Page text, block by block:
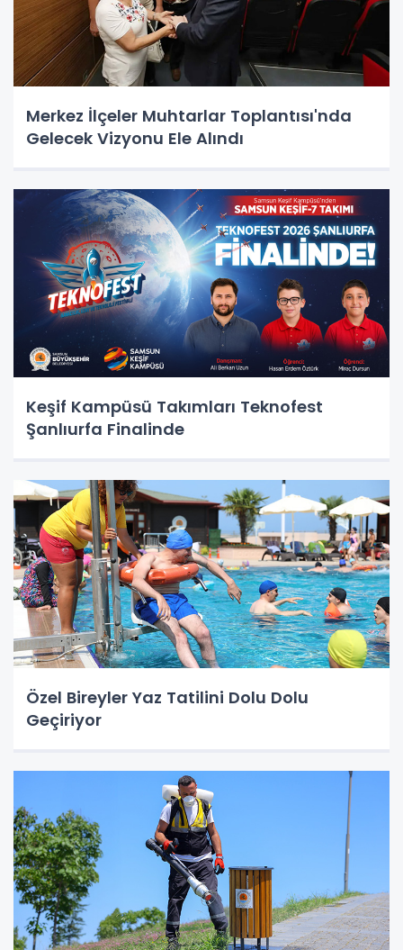
Merkez İlçeler Muhtarlar Toplantısı'nda
Gelecek Vizyonu Ele Alındı
Keşif Kampüsü Takımları Teknofest
Şanlıurfa Finalinde
Özel Bireyler Yaz Tatilini Dolu Dolu
Geçiriyor